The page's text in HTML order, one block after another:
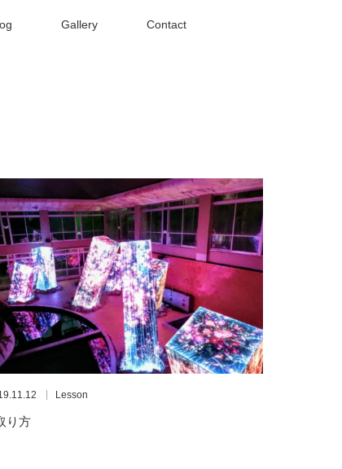
Gallery Contact
Lesson
り方